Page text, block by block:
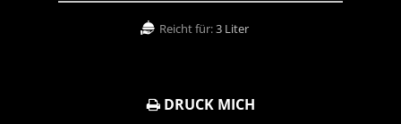
Reicht für:3 Liter
DRUCK MICH